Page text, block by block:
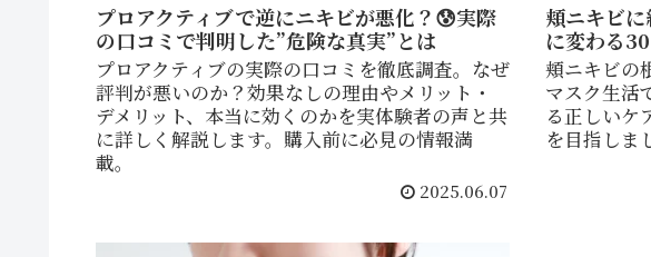
プロアクティブで逆にニキビが悪化？😰実際
の口コミで判明した”危険な真実”とは
プロアクティブの実際の口コミを徹底調査。なぜ
評判が悪いのか？効果なしの理由やメリット・
デメリット、本当に効くのかを実体験者の声と共
に詳しく解説します。購入前に必見の情報満
載。
2025.06.07
頬ニキビ
に変わる
頬ニキビの
マスク生活
る正しいケ
を目指しま